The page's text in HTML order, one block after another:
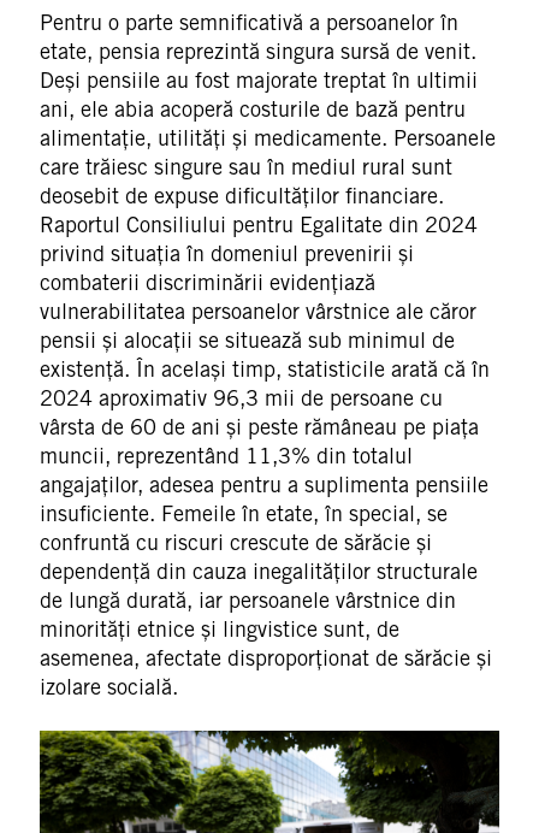
Pentru o parte semnificativă a persoanelor în
etate, pensia reprezintă singura sursă de venit.
Deși pensiile au fost majorate treptat în ultimii
ani, ele abia acoperă costurile de bază pentru
alimentație, utilități și medicamente. Persoanele
care trăiesc singure sau în mediul rural sunt
deosebit de expuse dificultăților financiare.
Raportul Consiliului pentru Egalitate din 2024
privind situația în domeniul prevenirii și
combaterii discriminării evidențiază
vulnerabilitatea persoanelor vârstnice ale căror
pensii și alocații se situează sub minimul de
existență. În același timp, statisticile arată că în
2024 aproximativ 96,3 mii de persoane cu
vârsta de 60 de ani și peste rămâneau pe piața
muncii, reprezentând 11,3% din totalul
angajaților, adesea pentru a suplimenta pensiile
insuficiente. Femeile în etate, în special, se
confruntă cu riscuri crescute de sărăcie și
dependență din cauza inegalităților structurale
de lungă durată, iar persoanele vârstnice din
minorități etnice și lingvistice sunt, de
asemenea, afectate disproporționat de sărăcie și
izolare socială.